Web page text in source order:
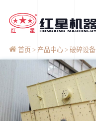
首页 产品中心 破碎设备